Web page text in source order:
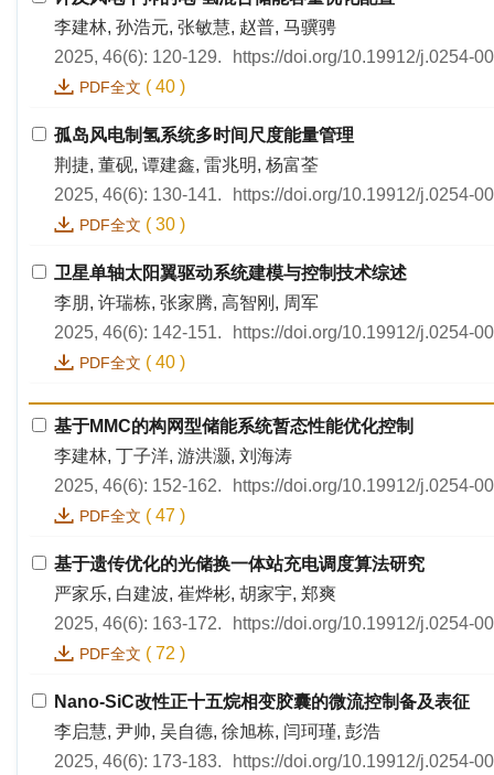
李建林, 孙浩元, 张敏慧, 赵普, 马骥骋
2025, 46(6): 120-129.
https://doi.org/10.19912/j.0254-
PDF全文 ( 40 )
孤岛风电制氢系统多时间尺度能量管理
荆捷, 董砚, 谭建鑫, 雷兆明, 杨富荃
2025, 46(6): 130-141.
https://doi.org/10.19912/j.0254-
PDF全文 ( 30 )
卫星单轴太阳翼驱动系统建模与控制技术综述
李朋, 许瑞栋, 张家腾, 高智刚, 周军
2025, 46(6): 142-151.
https://doi.org/10.19912/j.0254-
PDF全文 ( 40 )
基于MMC的构网型储能系统暂态性能优化控制
李建林, 丁子洋, 游洪灏, 刘海涛
2025, 46(6): 152-162.
https://doi.org/10.19912/j.0254-
PDF全文 ( 47 )
基于遗传优化的光储换一体站充电调度算法研究
严家乐, 白建波, 崔烨彬, 胡家宇, 郑爽
2025, 46(6): 163-172.
https://doi.org/10.19912/j.0254-
PDF全文 ( 72 )
Nano-SiC改性正十五烷相变胶囊的微流控制备及表征
李启慧, 尹帅, 吴自德, 徐旭栋, 闫珂瑾, 彭浩
2025, 46(6): 173-183.
https://doi.org/10.19912/j.0254-